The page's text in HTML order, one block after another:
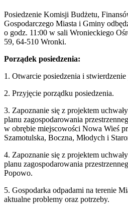
Posiedzenie Komisji Budżetu,
Gospodarczego Miasta i Gminy
o godz. 11:00 w sali Wronieckiego
59, 64-510 Wronki.
Porządek posiedzenia:
1. Otwarcie posiedzenia i
2. Przyjęcie porządku posiedzenia.
3. Zapoznanie się z projektem
planu zagospodarowania
w obrębie miejscowości Nowa Wieś
Szamotulska, Boczna, Młodych i
4. Zapoznanie się z projektem
planu zagospodarowania
Popowo.
5. Gospodarka odpadami na terenie
aktualne problemy oraz potrzeby.